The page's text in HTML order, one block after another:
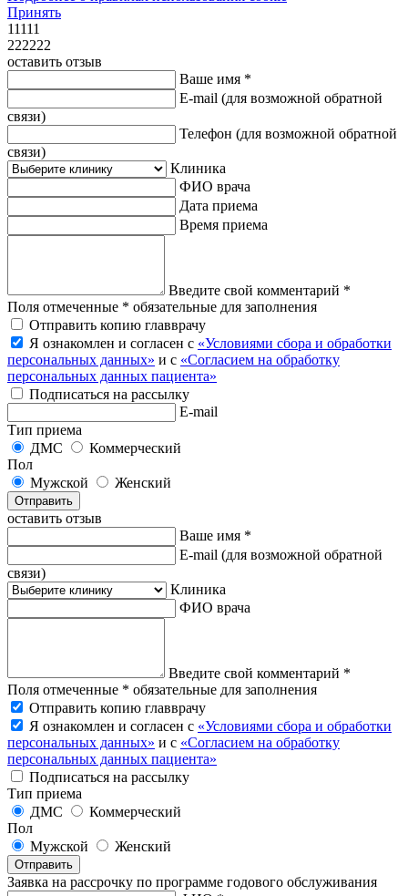
Принять
11111
222222
оставить отзыв
Ваше имя *
E-mail (для возможной обратной
связи)
Телефон (для возможной обратной
связи)
Клиника
ФИО врача
Дата приема
Время приема
Введите свой комментарий *
Поля отмеченные * обязательные для заполнения
Отправить копию главврачу
Я ознакомлен и согласен с «Условиями сбора и обработки
персональных данных» и с «Согласием на обработку
персональных данных пациента»
Подписаться на рассылку
E-mail
Тип приема
ДМС
Коммерческий
Пол
Мужской
Женский
Отправить
оставить отзыв
Ваше имя *
E-mail (для возможной обратной
связи)
Клиника
ФИО врача
Введите свой комментарий *
Поля отмеченные * обязательные для заполнения
Отправить копию главврачу
Я ознакомлен и согласен с «Условиями сбора и обработки
персональных данных» и с «Согласием на обработку
персональных данных пациента»
Подписаться на рассылку
Тип приема
ДМС
Коммерческий
Пол
Мужской
Женский
Отправить
Заявка на рассрочку по программе годового обслуживания